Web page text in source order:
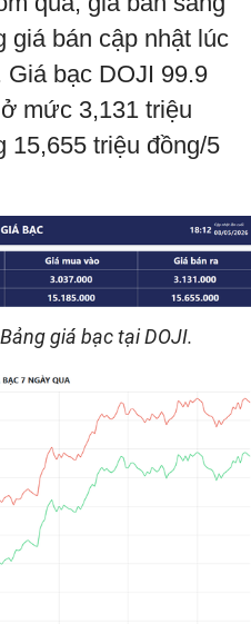
giá bán cập nhật lúc
Giá bạc DOJI 99.9
mức 3,131 triệu
15,655 triệu đồng/5
giá bạc tại DOJI.